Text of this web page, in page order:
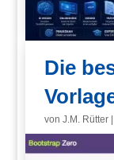
Die
vonJ.M. Rütter